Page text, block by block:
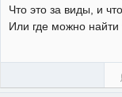
Что это за виды, и
Или где можно